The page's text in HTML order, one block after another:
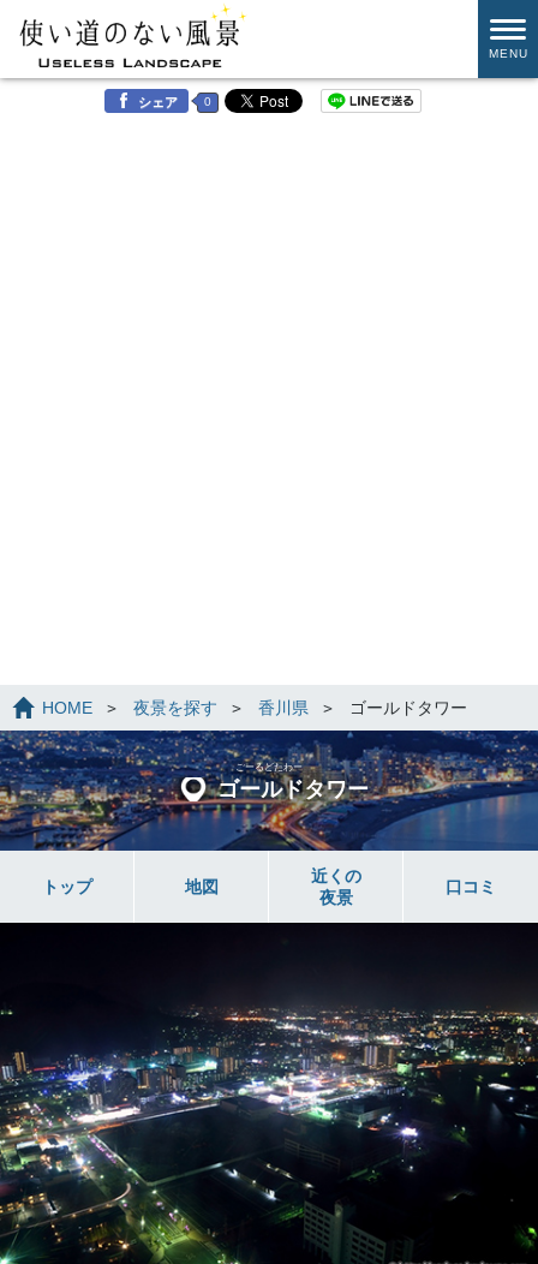
MENU
シェア 0
HOME 夜景を探す 香川県 ゴールドタワー
ゴールドタワー
ごーるどたわー
トップ 地図
近くの
夜景
口コミ